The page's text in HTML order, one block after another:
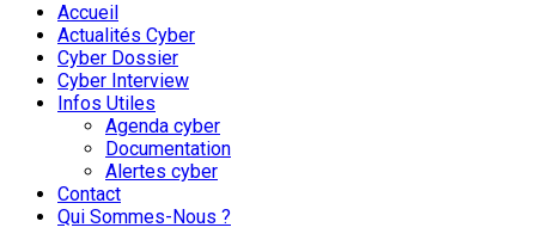
Accueil
Actualités Cyber
Cyber Dossier
Cyber Interview
Infos Utiles
Agenda cyber
Documentation
Alertes cyber
Contact
Qui Sommes-Nous ?